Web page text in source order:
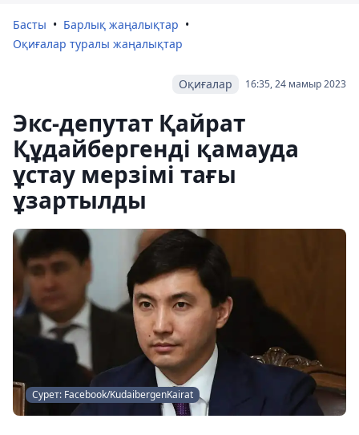
Басты
Барлық жаңалықтар
Оқиғалар туралы жаңалықтар
16:35, 24 мамыр 2023
Оқиғалар
Экс-депутат Қайрат
Құдайбергенді қамауда
ұстау мерзімі тағы
ұзартылды
Сурет: Facebook/KudaibergenKairat